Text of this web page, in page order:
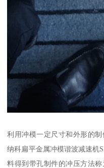
利用冲模一定尺寸和外形的
纳科扁平金属冲模谐波减速机
料得到带孔制件的冲压方法